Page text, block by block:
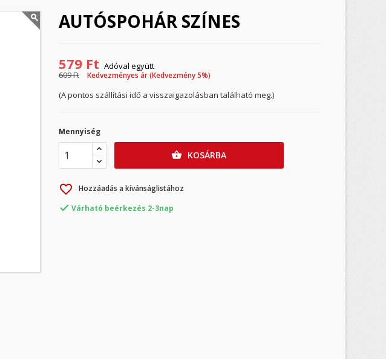
AUTÓSPOHÁR SZÍNES
579 Ft Adóval együtt
609 Ft
Kedvezményes ár (Kedvezmény 5%)
(A pontos szállítási idő a visszaigazolásban található meg.)
Mennyiség
 KOSÁRBA
favorite_border Hozzáadás a kívánságlistához
 Várható beérkezés 2-3nap